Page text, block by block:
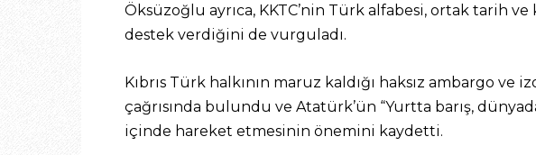
Öksüzoğlu ayrıca, KKTC’nin Türk alfabesi, ortak tarih
destek verdiğini de vurguladı.
Kıbrıs Türk halkının maruz kaldığı haksız ambargo
çağrısında bulundu ve Atatürk’ün “Yurtta barış,
içinde hareket etmesinin önemini kaydetti.